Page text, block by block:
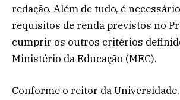
redação. Além de tudo, é
requisitos de renda previstos no
cumprir os outros critérios
Ministério da Educação (MEC).
Conforme o reitor da